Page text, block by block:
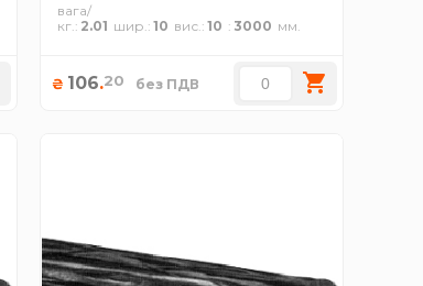
вага/
кг. 2.01 шир. 10 вис. 10 3000
₴ 106.20 без ПДВ